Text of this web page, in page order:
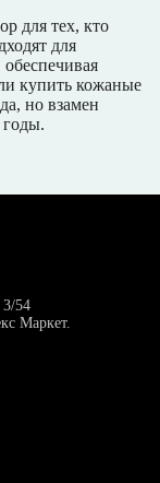
для тех, кто
для
купить кожаные
но взамен
годы.
3/54
Маркет.